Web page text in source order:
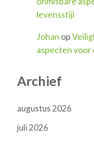
levensstijl
Johan op
aspecten voor
Archief
augustus 2026
juli 2026